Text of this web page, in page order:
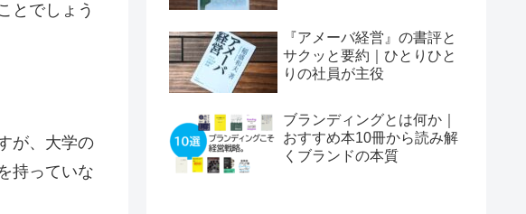
とでしょう
が、大学の
持っていな
『アメーバ経営』の書評と
サクッと要約｜ひとりひと
りの社員が主役
ブランディングとは何か｜
おすすめ本10冊から読み解
くブランドの本質